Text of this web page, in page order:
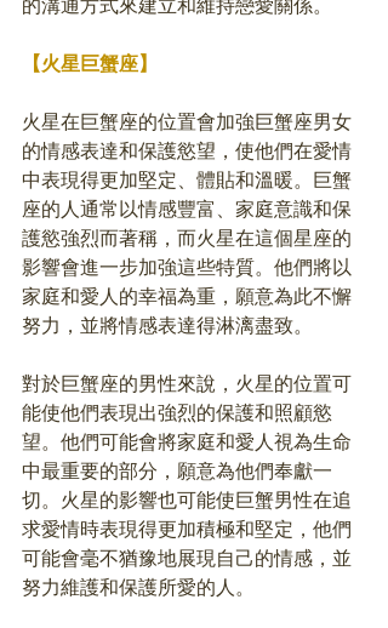
的溝通方式來建立和維持戀愛關係。
【火星巨蟹座】
火星在巨蟹座的位置會加強巨蟹座男女
的情感表達和保護慾望，使他們在愛情
中表現得更加堅定、體貼和溫暖。巨蟹
座的人通常以情感豐富、家庭意識和保
護慾強烈而著稱，而火星在這個星座的
影響會進一步加強這些特質。他們將以
家庭和愛人的幸福為重，願意為此不懈
努力，並將情感表達得淋漓盡致。
對於巨蟹座的男性來說，火星的位置可
能使他們表現出強烈的保護和照顧慾
望。他們可能會將家庭和愛人視為生命
中最重要的部分，願意為他們奉獻一
切。火星的影響也可能使巨蟹男性在追
求愛情時表現得更加積極和堅定，他們
可能會毫不猶豫地展現自己的情感，並
努力維護和保護所愛的人。